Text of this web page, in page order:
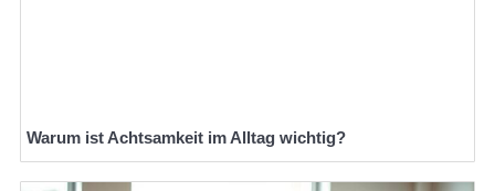
Warum ist Achtsamkeit im Alltag wichtig?